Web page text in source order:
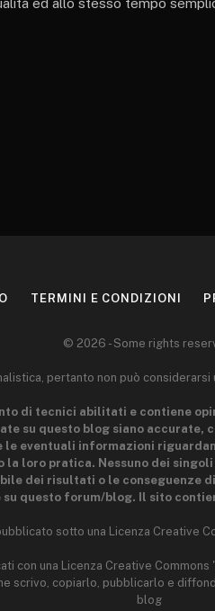
TERMINI E CONDIZIONI
© 2026 - Some rights
pertanto non può
di tecnici abilitati e contiene
su questo blog siano
eventuali informazioni
loro pratica. Nessuno dei
dei risultati o le
su questo forum/blog. Il sito
sotto una Licenza Creative
con una Licenza Creative
scrivo, copiarlo, pubblicarlo e
blog